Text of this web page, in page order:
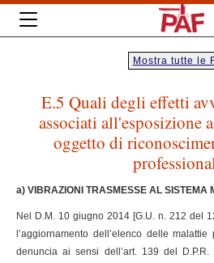
Mostra tutte le
E.5 Quali degli effetti
associati all'esposizione
oggetto di
a) VIBRAZIONI TRASMESSE AL SISTEMA
Nel D.M. 10 giugno 2014 [G.U. n. 212 del
l’aggiornamento dell’elenco delle
denuncia ai sensi dell’art. 139 del